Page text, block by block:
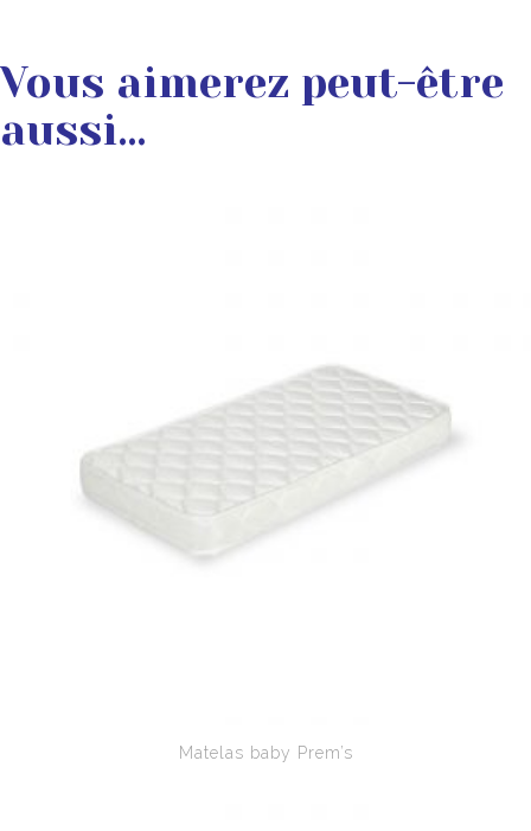
Vous aimerez peut-être
aussi…
Matelas baby Prem’s